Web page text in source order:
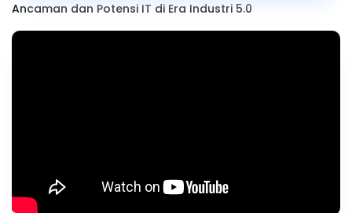
Ancaman dan Potensi IT di Era Industri 5.0